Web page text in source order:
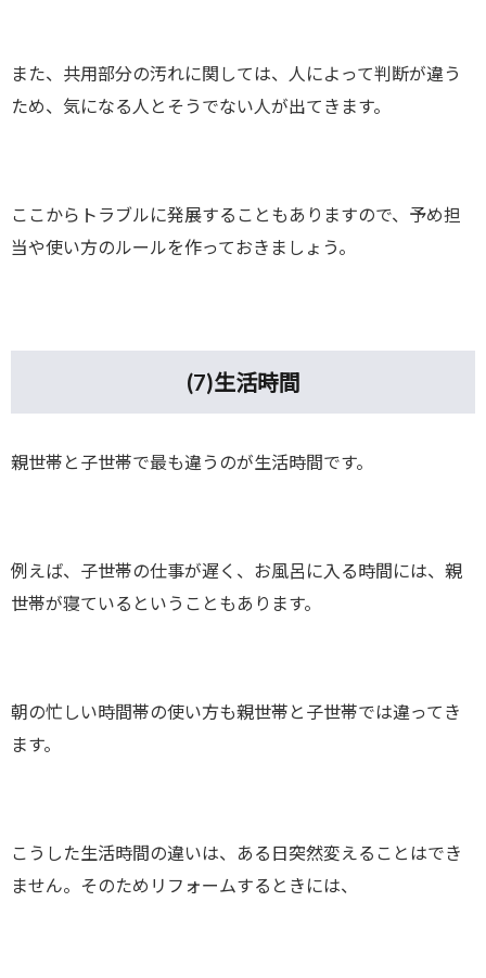
また、共用部分の汚れに関しては、人によって判断が違う
ため、気になる人とそうでない人が出てきます。
ここからトラブルに発展することもありますので、予め担
当や使い方のルールを作っておきましょう。
(7)生活時間
親世帯と子世帯で最も違うのが生活時間です。
例えば、子世帯の仕事が遅く、お風呂に入る時間には、親
世帯が寝ているということもあります。
朝の忙しい時間帯の使い方も親世帯と子世帯では違ってき
ます。
こうした生活時間の違いは、ある日突然変えることはでき
ません。そのためリフォームするときには、